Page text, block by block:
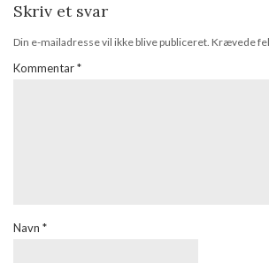
Skriv et svar
Din e-mailadresse vil ikke blive publiceret. Krævede
Kommentar*
Navn *